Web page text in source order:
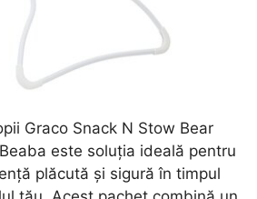
Graco Snack N Stow Bear
este soluția ideală pentru
plăcută și sigură în timpul